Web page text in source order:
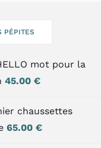
PÉPITES
mot pour la
45.00€
chaussettes
65.00€